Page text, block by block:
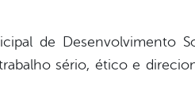
de Desenvolvimento
sério, ético e